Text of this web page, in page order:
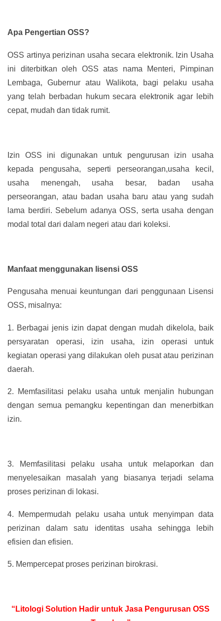
Apa Pengertian OSS?
OSS artinya perizinan usaha secara elektronik. Izin Usaha
ini diterbitkan oleh OSS atas nama Menteri, Pimpinan
Lembaga, Gubernur atau Walikota, bagi pelaku usaha
yang telah berbadan hukum secara elektronik agar lebih
cepat, mudah dan tidak rumit.
Izin OSS ini digunakan untuk pengurusan izin usaha
kepada pengusaha, seperti perseorangan,usaha kecil,
usaha menengah, usaha besar, badan usaha
perseorangan, atau badan usaha baru atau yang sudah
lama berdiri. Sebelum adanya OSS, serta usaha dengan
modal total dari dalam negeri atau dari koleksi.
Manfaat menggunakan lisensi OSS
Pengusaha menuai keuntungan dari penggunaan Lisensi
OSS, misalnya:
1. Berbagai jenis izin dapat dengan mudah dikelola, baik
persyaratan operasi, izin usaha, izin operasi untuk
kegiatan operasi yang dilakukan oleh pusat atau perizinan
daerah.
2.
Memfasilitasi pelaku usaha untuk menjalin hubungan
dengan semua pemangku kepentingan dan menerbitkan
izin.
3.
Memfasilitasi pelaku usaha untuk melaporkan dan
menyelesaikan masalah yang biasanya terjadi selama
proses perizinan di lokasi.
4.
Mempermudah pelaku usaha untuk menyimpan data
perizinan dalam satu identitas usaha sehingga lebih
efisien dan efisien.
5. Mempercepat proses perizinan birokrasi.
“Litologi Solution Hadir untuk Jasa Pengurusan OSS